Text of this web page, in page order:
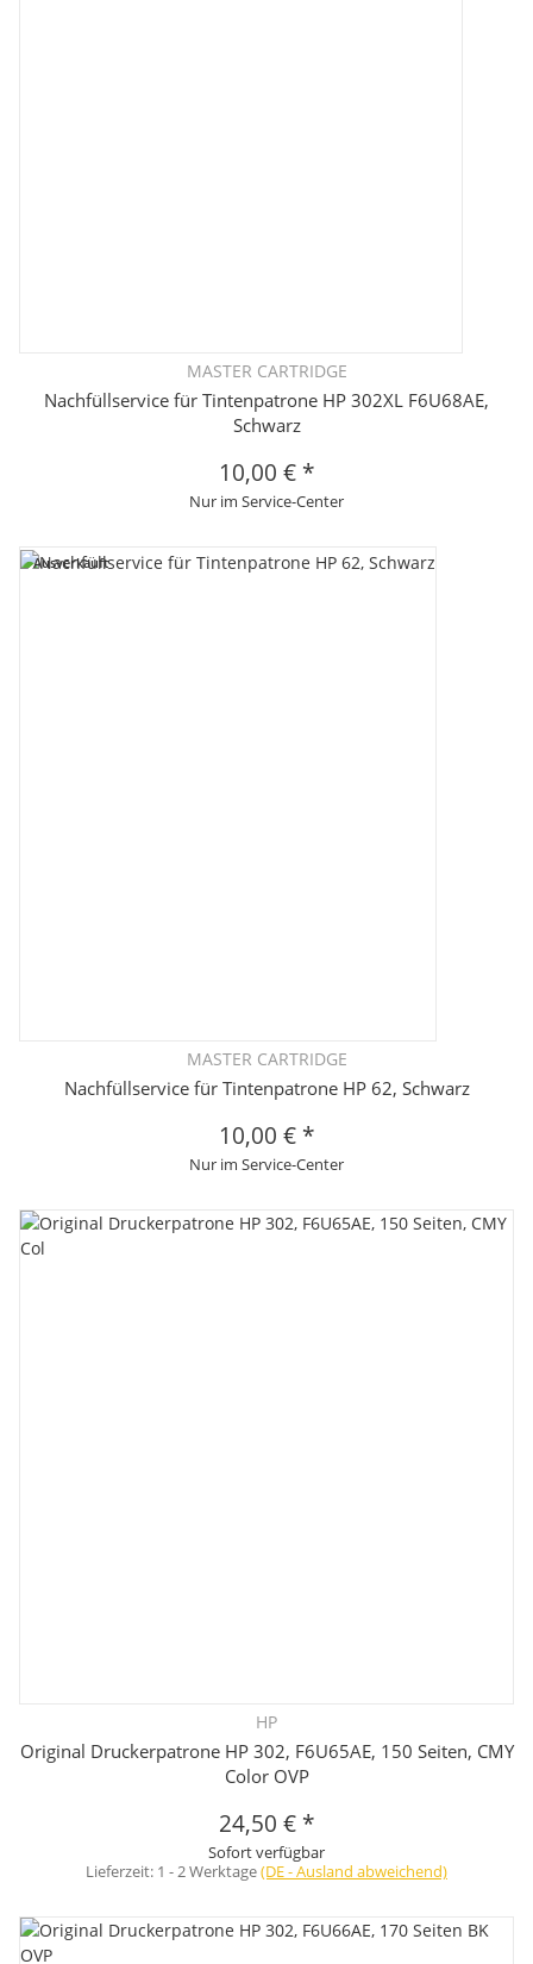
MASTER CARTRIDGE
Nachfüllservice für Tintenpatrone HP 302XL F6U68AE,
Schwarz
10,00 € *
Nur im Service-Center
Ausverkauft
MASTER CARTRIDGE
Nachfüllservice für Tintenpatrone HP 62, Schwarz
10,00 € *
Nur im Service-Center
HP
Original Druckerpatrone HP 302, F6U65AE, 150 Seiten, CMY
Color OVP
24,50 € *
Sofort verfügbar
Lieferzeit: 1 - 2 Werktage(DE - Ausland abweichend)